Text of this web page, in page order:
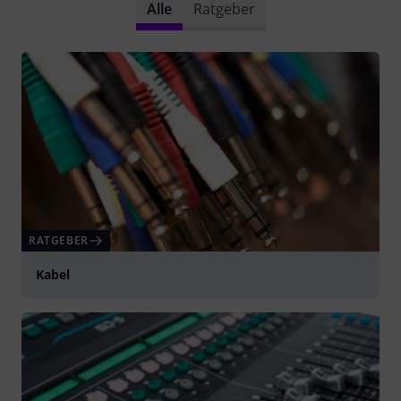
Alle Ratgeber
RATGEBER
Kabel